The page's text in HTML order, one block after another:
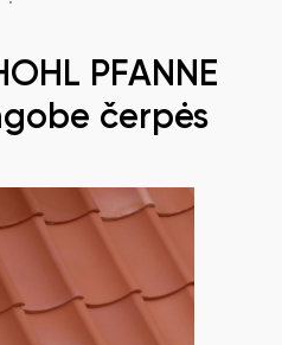
PFANNE
čerpės